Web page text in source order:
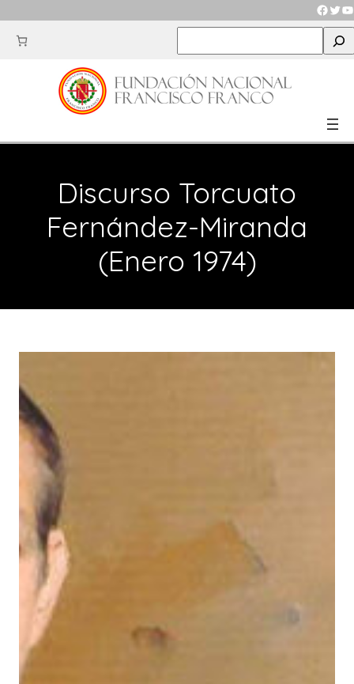
al
contenido
e
r
c
Discurso Torcuato
Fernández-Miranda
(Enero 1974)